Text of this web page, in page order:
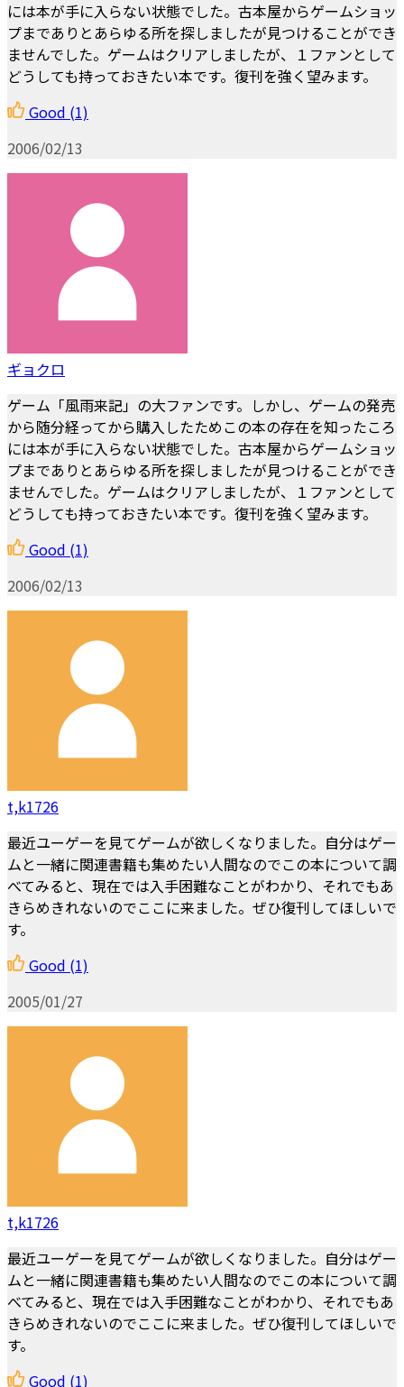
には本が手に入らない状態でした。古本屋からゲームショッ
プまでありとあらゆる所を探しましたが見つけることができ
ませんでした。ゲームはクリアしましたが、１ファンとして
どうしても持っておきたい本です。復刊を強く望みます。
Good (1)
2006/02/13
ギョクロ
ゲーム「風雨来記」の大ファンです。しかし、ゲームの発売
から随分経ってから購入したためこの本の存在を知ったころ
には本が手に入らない状態でした。古本屋からゲームショッ
プまでありとあらゆる所を探しましたが見つけることができ
ませんでした。ゲームはクリアしましたが、１ファンとして
どうしても持っておきたい本です。復刊を強く望みます。
Good (1)
2006/02/13
t,k1726
最近ユーゲーを見てゲームが欲しくなりました。自分はゲー
ムと一緒に関連書籍も集めたい人間なのでこの本について調
べてみると、現在では入手困難なことがわかり、それでもあ
きらめきれないのでここに来ました。ぜひ復刊してほしいで
す。
Good (1)
2005/01/27
t,k1726
最近ユーゲーを見てゲームが欲しくなりました。自分はゲー
ムと一緒に関連書籍も集めたい人間なのでこの本について調
べてみると、現在では入手困難なことがわかり、それでもあ
きらめきれないのでここに来ました。ぜひ復刊してほしいで
す。
Good (1)